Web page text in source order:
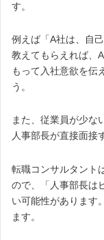
す。
例えば「A社は、自
教えてもらえれば、
もって入社意欲を伝
う。
また、従業員が少な
人事部長が直接面接
転職コンサルタント
ので、「人事部長は
い可能性があります
ます。